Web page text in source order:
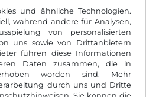
und ähnliche Technologien.
während andere für Analysen,
von personalisierten
uns sowie von Drittanbietern
führen diese Informationen
Daten zusammen, die in
worden sind. Mehr
durch uns und Dritte
MwSt.